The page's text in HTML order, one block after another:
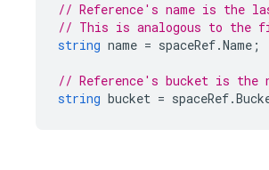
// Reference's name is the
// This is analogous to the
string name = spaceRef.Name ;
// Reference's bucket is the
string bucket = spaceRef.